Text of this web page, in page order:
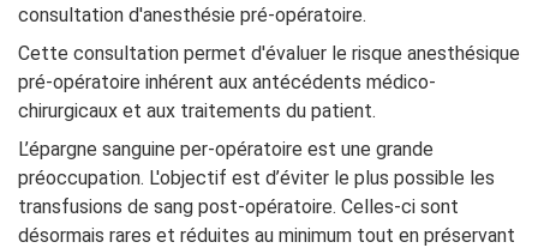
consultation d'anesthésie pré-opératoire.
Cette consultation permet d'évaluer le risque anesthésique
pré-opératoire inhérent aux antécédents médico-
chirurgicaux et aux traitements du patient.
L’épargne sanguine per-opératoire est une grande
préoccupation. L'objectif est d’éviter le plus possible les
transfusions de sang post-opératoire. Celles-ci sont
désormais rares et réduites au minimum tout en préservant